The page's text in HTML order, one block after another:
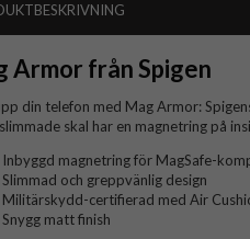
Armor från Spigen
din telefon med Mag Armor:
skal har en magnetring på
Inbyggd magnetring för MagSafe-
Slimmad och greppvänlig design
Militärskydd-certifierad med Air
Snygg matt finish